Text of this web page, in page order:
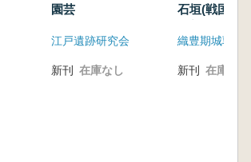
園芸
江戸遺跡研究会
新刊 在庫なし
石垣(戦国・
集成)
織豊期城郭研
新刊 在庫なし